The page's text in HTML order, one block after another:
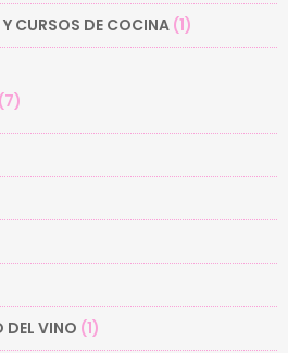
CURSOS DE COCINA (1)
(7)
DEL VINO (1)